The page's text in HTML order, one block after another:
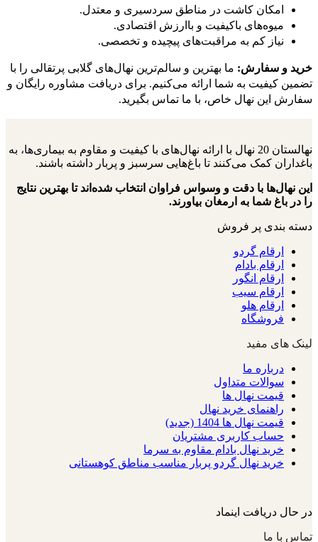
امکان کاشت در مناطق سردسیری و معتدل.
میوه‌های باکیفیت و باارزش اقتصادی.
نیاز کم به مراقبت‌های پیچیده و تخصصی.
خرید و سفارش: ما بهترین و سالم‌ترین نهال‌های گلابی پرتقالی را با
تضمین کیفیت به شما ارائه می‌کنیم. برای دریافت مشاوره رایگان و
سفارش این نهال خاص، با ما تماس بگیرید.
نهالستان 20 نهال با ارائه نهال‌های با کیفیت و مقاوم به بیماری‌ها، به
باغداران کمک می‌کنند تا باغ‌هایی سرسبز و پربار داشته باشند.
این نهال‌ها با دقت و وسواس فراوان انتخاب شده‌اند تا بهترین نتایج
را در باغ شما به ارمغان بیاورند.
دسته بندی پر فروش
ارقام گردو
ارقام بادام
ارقام انگور
ارقام سیب
ارقام هلو
فروشگاه
لینک های مفید
درباره ما
سوالات متداول
قیمت نهال ها
راهنمای خرید نهال
قیمت نهال ها 1404 (جدید)
حساب کاربری مشتریان
خرید نهال بادام مقاوم به سرما
خرید نهال گردو پربار مناسب مناطق کوهستانی
در حال دریافت اینماد
تماس با ما